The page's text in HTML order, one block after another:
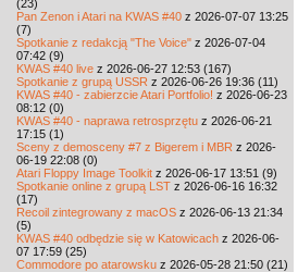
(23)
Pan Zenon i Atari na KWAS #40 z 2026-07-07 13:25
(7)
Spotkanie z redakcją "The Voice" z 2026-07-04
07:42 (9)
KWAS #40 live z 2026-06-27 12:53 (167)
Spotkanie z grupą USSR z 2026-06-26 19:36 (11)
KWAS #40 - zabierzcie Atari Portfolio! z 2026-06-23
08:12 (0)
KWAS #40 - naprawa retrosprzętu z 2026-06-21
17:15 (1)
Sceny z demosceny #7 z Bigerem i MBR z 2026-
06-19 22:08 (0)
Atari Floppy Image Toolkit z 2026-06-17 13:51 (9)
Spotkanie online z grupą LST z 2026-06-16 16:32
(17)
Recoil zintegrowany z macOS z 2026-06-13 21:34
(5)
KWAS #40 odbędzie się w Katowicach z 2026-06-
07 17:59 (25)
Commodore po atarowsku z 2026-05-28 21:50 (21)